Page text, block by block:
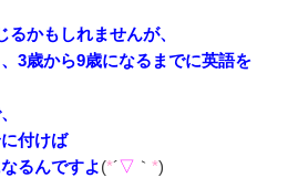
かもしれませんが、
3歳から9歳になるまでに英語を
付けば
るんですよ(*´▽ ｀ *)